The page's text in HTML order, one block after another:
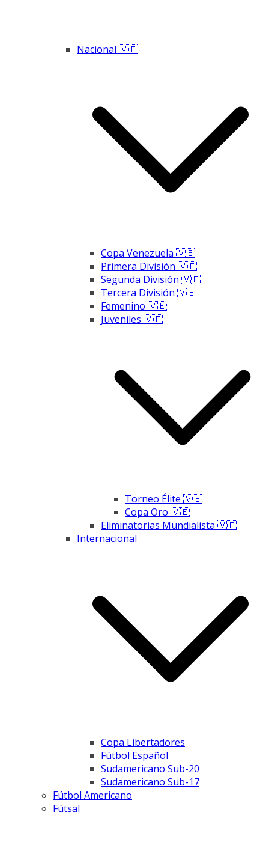
Nacional 🇻🇪
Copa Venezuela 🇻🇪
Primera División 🇻🇪
Segunda División 🇻🇪
Tercera División 🇻🇪
Femenino 🇻🇪
Juveniles 🇻🇪
Torneo Élite 🇻🇪
Copa Oro 🇻🇪
Eliminatorias Mundialista 🇻🇪
Internacional
Copa Libertadores
Fútbol Español
Sudamericano Sub-20
Sudamericano Sub-17
Fútbol Americano
Fútsal